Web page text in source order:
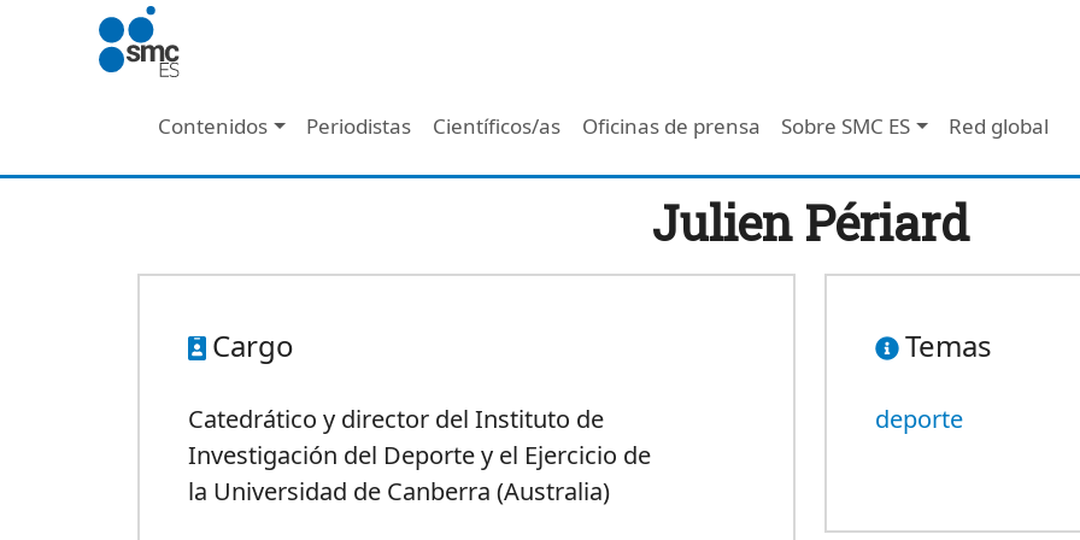
Pasar al contenido principal
Navegación principal - Header
Contenidos Periodistas Científicos/as Oficinas de prensa Sobre SMC ES Red global
Julien Périard
Cargo
Catedrático y director del Instituto de
Investigación del Deporte y el Ejercicio de
la Universidad de Canberra (Australia)
Temas
deporte